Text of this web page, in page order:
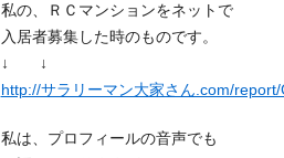
私の、ＲＣマンションをネットで
入居者募集した時のものです。
↓ ↓
http://サラリーマン大家さん.com/
私は、プロフィールの音声でも